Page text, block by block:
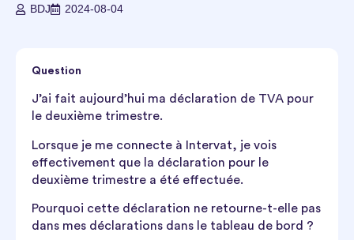
BDJ 2024-08-04
Question
J’ai fait aujourd’hui ma déclaration de TVA pour
le deuxième trimestre.
Lorsque je me connecte à Intervat, je vois
effectivement que la déclaration pour le
deuxième trimestre a été effectuée.
Pourquoi cette déclaration ne retourne-t-elle pas
dans mes déclarations dans le tableau de bord ?